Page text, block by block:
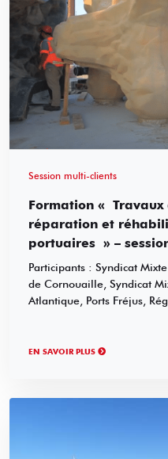
Session multi-clients
Formation «
réparation et
portuaires » –
Participants : Syndicat
de Cornouaille, Syndicat
Atlantique, Ports Fréjus,
EN SAVOIR PLUS